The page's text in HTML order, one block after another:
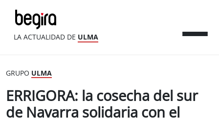
LA ACTUALIDAD DE ULMA
GRUPO ULMA
ERRIGORA: la cosecha del sur
de Navarra solidaria con el